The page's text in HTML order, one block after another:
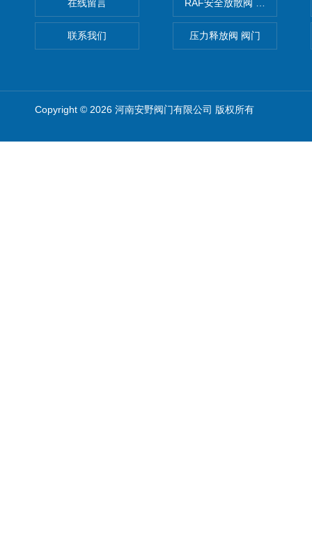
在线留言
联系我们
RAF安全放散阀 阀生产
压力释放阀 阀门
Copyright © 2026 河南安野阀门有限公司 版权所有